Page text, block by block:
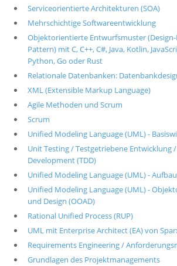
Serviceorientierte Architekturen (SOA)
Mehrschichtige Softwareentwicklung
Objektorientierte Entwurfsmuster
Pattern) mit C, C++, C#, Java, Kotlin,
Python, Go oder Rust
Relationale Datenbanken:
XML (Extensible Markup Language)
Agile Methoden und Scrum
Scrum
Unified Modeling Language (UML) -
Unit Testing / Testgetriebene Entwicklung
Development (TDD)
Unified Modeling Language (UML) -
Unified Modeling Language (UML) -
und Design (OOAD)
Rational Unified Process (RUP)
UML mit Enterprise Architect (EA) von
Requirements Engineering /
Grundlagen des Projektmanagements